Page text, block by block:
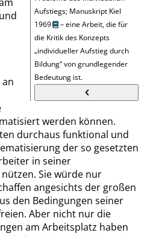
Aufstiegs; Manuskript Kiel
1969
– eine Arbeit, die für
die Kritik des Konzepts
„individueller Aufstieg durch
Bildung“von grundlegender
Bedeutung ist.
werden können.
durchaus funktional und
der so gesetzten
in seiner
Sie würde nur
angesichts der großen
den Bedingungen seiner
Aber nicht nur die
am Arbeitsplatz haben